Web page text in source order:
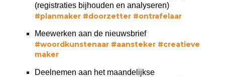
(registraties bijhouden en analyseren)
#planmaker #doorzetter #ontrafelaar
Meewerken aan de nieuwsbrief
#woordkunstenaar #aansteker #creatieve
maker
Deelnemen aan het maandelijkse